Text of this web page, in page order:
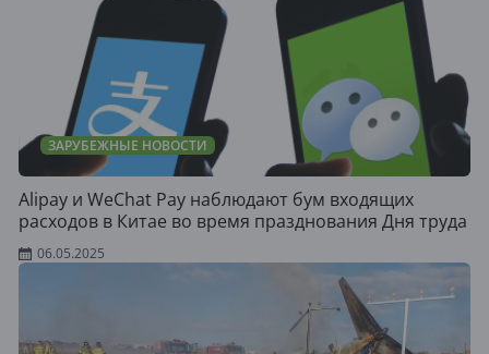
ЗАРУБЕЖНЫЕ НОВОСТИ
Alipay и WeChat Pay наблюдают бум входящих
расходов в Китае во время празднования Дня труда
06.05.2025